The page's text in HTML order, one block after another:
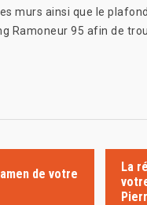
murs ainsi que le
Ramoneur 95 afin de
de votre
La